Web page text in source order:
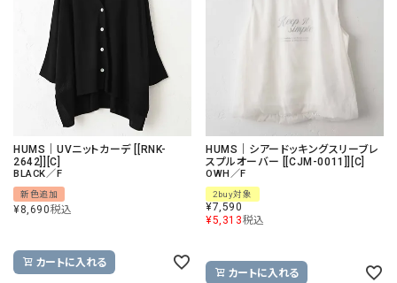
HUMS｜UVニットカーデ [[RNK-
2642]][C]
BLACK／F
新色追加
¥8,690税込
カートに入れる
HUMS｜シアードッキングスリーブレ
スプルオーバー [[CJM-0011]][C]
OWH／F
2buy対象
¥7,590
¥5,313税込
カートに入れる